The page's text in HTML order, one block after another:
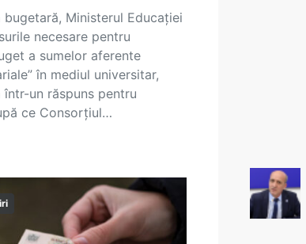
bugetară, Ministerul Educației
necesare pentru
a sumelor aferente
în mediul universitar,
un răspuns pentru
ce Consorțiul…